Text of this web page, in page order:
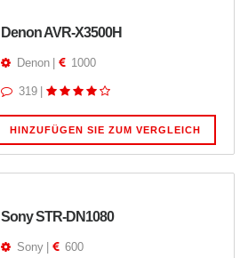
Denon AVR-X3500H
Denon 1000
319
HINZUFÜGEN SIE ZUM VERGLEICH
Sony STR-DN1080
Sony 600